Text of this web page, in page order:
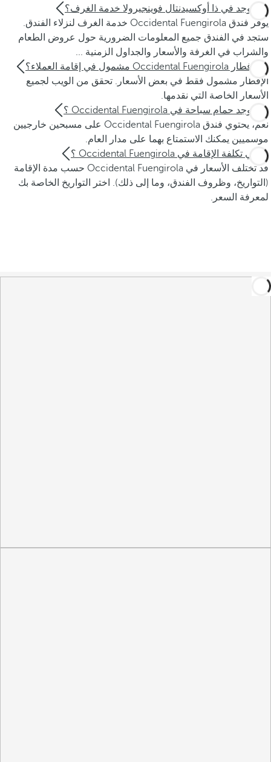
هل يوجد في ذا أوكسيدنتال فوينجيرولا خدمة الغرف؟
يوفر فندق Occidental Fuengirola خدمة الغرف لنزلاء الفندق.
ستجد في الفندق جميع المعلومات الضرورية حول عروض الطعام
والشراب في الغرفة والأسعار والجداول الزمنية ...
هل إفطار Occidental Fuengirola مشمول في إقامة العملاء؟
الإفطار مشمول فقط في بعض الأسعار. تحقق من الويب لجميع
الأسعار الخاصة التي نقدمها.
هل يوجد حمام سباحة في Occidental Fuengirola ؟
نعم، يحتوي فندق Occidental Fuengirola على مسبحين خارجيين
موسميين يمكنك الاستمتاع بهما على مدار العام.
ما هي تكلفة الإقامة في Occidental Fuengirola ؟
قد تختلف الأسعار في Occidental Fuengirola حسب مدة الإقامة
(التواريخ، وظروف الفندق، وما إلى ذلك). اختر التواريخ الخاصة بك
لمعرفة السعر.